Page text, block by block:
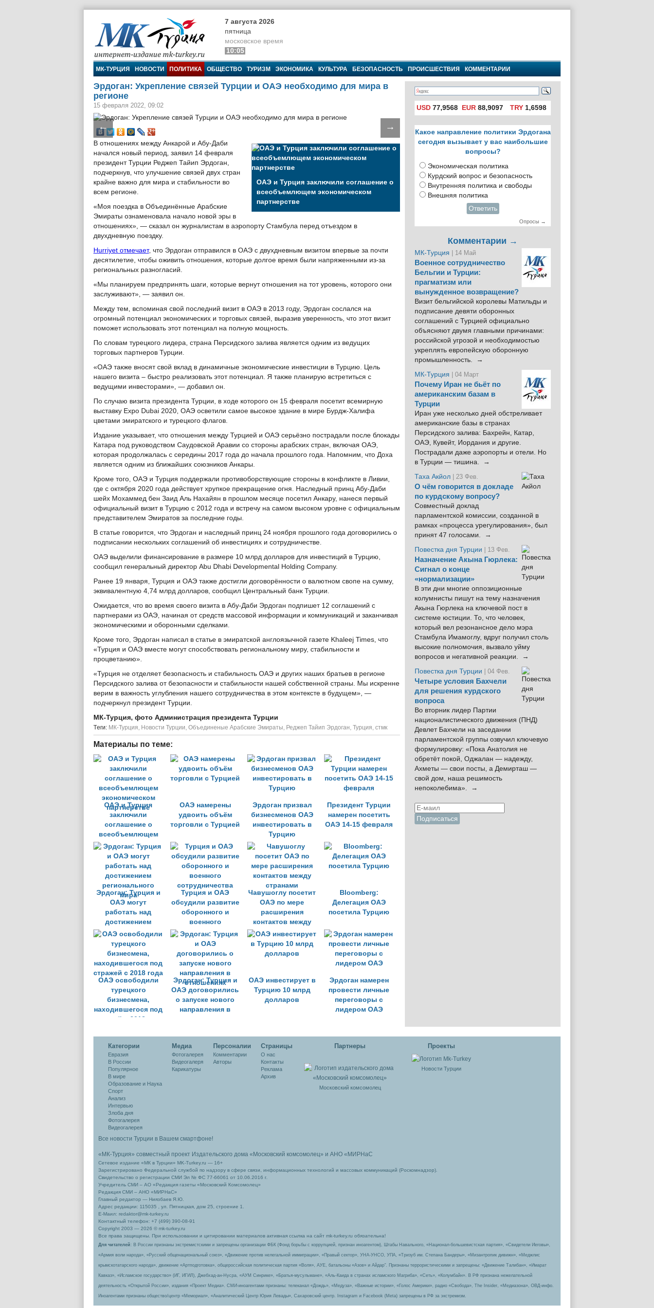
МК-Турция
7 августа 2026
пятница
московское время
10:05
МК-ТУРЦИЯ НОВОСТИ ПОЛИТИКА ОБЩЕСТВО ТУРИЗМ ЭКОНОМИКА КУЛЬТУРА БЕЗОПАСНОСТЬ ПРОИСШЕСТВИЯ КОММЕНТАРИИ
Эрдоган: Укрепление связей Турции и ОАЭ необходимо для мира в
регионе
15 февраля 2022, 09:02
← →
ОАЭ и Турция заключили соглашение о
всеобъемлющем экономическом
партнерстве
В отношениях между Анкарой и Абу-Даби
начался новый период, заявил 14 февраля
президент Турции Реджеп Тайип Эрдоган,
подчеркнув, что улучшение связей двух стран
крайне важно для мира и стабильности во
всем регионе.
«Моя поездка в Объединённые Арабские
Эмираты ознаменовала начало новой эры в
отношениях», — сказал он журналистам в аэропорту Стамбула перед отъездом в
двухдневную поездку.
Hurriyet отмечает, что Эрдоган отправился в ОАЭ с двухдневным визитом впервые за почти
десятилетие, чтобы оживить отношения, которые долгое время были напряженными из-за
региональных разногласий.
«Мы планируем предпринять шаги, которые вернут отношения на тот уровень, которого они
заслуживают», — заявил он.
Между тем, вспоминая свой последний визит в ОАЭ в 2013 году, Эрдоган сослался на
огромный потенциал экономических и торговых связей, выразив уверенность, что этот визит
поможет использовать этот потенциал на полную мощность.
По словам турецкого лидера, страна Персидского залива является одним из ведущих
торговых партнеров Турции.
«ОАЭ также вносят свой вклад в динамичные экономические инвестиции в Турцию. Цель
нашего визита – быстро реализовать этот потенциал. Я также планирую встретиться с
ведущими инвесторами», — добавил он.
По случаю визита президента Турции, в ходе которого он 15 февраля посетит всемирную
выставку Expo Dubai 2020, ОАЭ осветили самое высокое здание в мире Бурдж-Халифа
цветами эмиратского и турецкого флагов.
Издание указывает, что отношения между Турцией и ОАЭ серьёзно пострадали после блокады
Катара под руководством Саудовской Аравии со стороны арабских стран, включая ОАЭ,
которая продолжалась с середины 2017 года до начала прошлого года. Напомним, что Доха
является одним из ближайших союзников Анкары.
Кроме того, ОАЭ и Турция поддержали противоборствующие стороны в конфликте в Ливии,
где с октября 2020 года действует хрупкое прекращение огня. Наследный принц Абу-Даби
шейх Мохаммед бен Заид Аль Нахайян в прошлом месяце посетил Анкару, нанеся первый
официальный визит в Турцию с 2012 года и встречу на самом высоком уровне с официальным
представителем Эмиратов за последние годы.
В статье говорится, что Эрдоган и наследный принц 24 ноября прошлого года договорились о
подписании нескольких соглашений об инвестициях и сотрудничестве.
ОАЭ выделили финансирование в размере 10 млрд долларов для инвестиций в Турцию,
сообщил генеральный директор Abu Dhabi Developmental Holding Company.
Ранее 19 января, Турция и ОАЭ также достигли договорённости о валютном свопе на сумму,
эквивалентную 4,74 млрд долларов, сообщил Центральный банк Турции.
Ожидается, что во время своего визита в Абу-Даби Эрдоган подпишет 12 соглашений с
партнерами из ОАЭ, начиная от средств массовой информации и коммуникаций и заканчивая
экономическими и оборонными сделками.
Кроме того, Эрдоган написал в статье в эмиратской англоязычной газете Khaleej Times, что
«Турция и ОАЭ вместе могут способствовать региональному миру, стабильности и
процветанию».
«Турция не отделяет безопасность и стабильность ОАЭ и других наших братьев в регионе
Персидского залива от безопасности и стабильности нашей собственной страны. Мы искренне
верим в важность углубления нашего сотрудничества в этом контексте в будущем», —
подчеркнул президент Турции.
МК-Турция, фото Администрация президента Турции
Tеги: МК-Турция, Новости Турции, Объединеные Арабские Эмираты, Реджеп Тайип Эрдоган, Турция, стмк
Материалы по теме:
ОАЭ и Турция
заключили
соглашение о
всеобъемлющем
экономическом
партнерстве
ОАЭ намерены
удвоить объём
торговли с Турцией
Эрдоган призвал
бизнесменов ОАЭ
инвестировать в
Турцию
Президент Турции
намерен посетить
ОАЭ 14-15 февраля
Эрдоган: Турция и
ОАЭ могут
работать над
достижением
регионального
мира
Турция и ОАЭ
обсудили развитие
оборонного и
военного
сотрудничества
Чавушоглу посетит
ОАЭ по мере
расширения
контактов между
странами
Bloomberg:
Делегация ОАЭ
посетила Турцию
ОАЭ освободили
турецкого
бизнесмена,
находившегося под
стражей с 2018 года
Эрдоган: Турция и
ОАЭ договорились
о запуске нового
направления в
ОАЭ инвестирует в
Турцию 10 млрд
долларов
Эрдоган намерен
провести личные
переговоры с
лидером ОАЭ
USD 77,9568 EUR 88,9097 TRY1,6598
Какое направление политики Эрдогана
сегодня вызывает у вас наибольшие
вопросы?
Экономическая политика
Курдский вопрос и безопасность
Внутренняя политика и свободы
Внешняя политика
Ответить
Опросы →
Комментарии →
МК-Турция | 14 Май
Военное сотрудничество
Бельгии и Турции:
прагматизм или
вынужденное возвращение?
Визит бельгийской королевы Матильды и
подписание девяти оборонных
соглашений с Турцией официально
объясняют двумя главными причинами:
российской угрозой и необходимостью
укреплять европейскую оборонную
промышленность. →
МК-Турция
| 04 Март
Почему Иран не бьёт по
американским базам в
Турции
Иран уже несколько дней обстреливает
американские базы в странах
Персидского залива: Бахрейн, Катар,
ОАЭ, Кувейт, Иордания и другие.
Пострадали даже аэропорты и отели. Но
в Турции — тишина. →
Таха Акйол | 23 Фев.
О чём говорится в докладе
по курдскому вопросу?
Совместный доклад
парламентской комиссии, созданной в
рамках «процесса урегулирования», был
принят 47 голосами. →
Повестка дня Турции
| 13 Фев.
Назначение Акына Гюрлека:
Сигнал о конце
«нормализации»
В эти дни многие оппозиционные
колумнисты пишут на тему назначения
Акына Гюрлека на ключевой пост в
системе юстиции. То, что человек,
который вел резонансное дело мэра
Стамбула Имамоглу, вдруг получил столь
высокие полномочия, вызвало уйму
вопросов и негативной реакции. →
Повестка дня Турции
| 04 Фев.
Четыре условия Бахчели
для решения курдского
вопроса
Во вторник лидер Партии
националистического движения (ПНД)
Девлет Бахчели на заседании
парламентской группы озвучил ключевую
формулировку: «Пока Анатолия не
обретёт покой, Оджалан — надежду,
Ахметы — свои посты, а Демирташ —
свой дом, наша решимость
непоколебима». →
Категории
Евразия
В России
Популярное
В мире
Образование и Наука
Спорт
Анализ
Интервью
Злоба дня
Фотогалерея
Видеогалерея
Медиа
Фотогалерея
Видеогалеря
Карикатуры
Персоналии
Комментарии
Авторы
Cтраницы
О нас
Контакты
Реклама
Архив
Партнеры
Московский комсомолец
Проекты
Новости Турции
Все новости Турции в Вашем смартфоне!
«МК-Турция» совместный проект Издательского дома «Московский комсомолец» и АНО «МИРНаС
Сетевое издание «МК в Турции» MK-Turkey.ru — 16+
Зарегистрировано Федеральной службой по надзору в сфере связи, информационных технологий и массовых коммуникаций (Роскомнадзор).
Свидетельство о регистрации СМИ Эл № ФС 77-66061 от 10.06.2016 г.
Учредитель СМИ – АО «Редакция газеты «Московский Комсомолец»
Редакция СМИ – АНО «МИРНаС»
Главный редактор — Ниязбаев Я.Ю.
Адрес редакции: 115035 , ул. Пятницкая, дом 25, строение 1.
Е-Маил: redaktor@mk-turkey.ru
Контактный телефон: +7 (499) 390-08-91
Copyright 2003 — 2026 © mk-turkey.ru
Все права защищены. При использовании и цитировании материалов активная ссылка на сайт mk-turkey.ru обязательна!
Для читателей : В России признаны экстремистскими и запрещены организации ФБК (Фонд борьбы с коррупцией, признан иноагентом), Штабы Навального, «Национал-большевистская партия», «Свидетели Иеговы»,
«Армия воли народа», «Русский общенациональный союз», «Движение против нелегальной иммиграции», «Правый сектор», УНА-УНСО, УПА, «Тризуб им. Степана Бандеры», «Мизантропик дивижн», «Меджлис
крымскотатарского народа», движение «Артподготовка», общероссийская политическая партия «Воля», АУЕ, батальоны «Азов» и Айдар″. Признаны террористическими и запрещены: «Движение Талибан», «Имарат
Кавказ», «Исламское государство» (ИГ, ИГИЛ), Джебхад-ан-Нусра, «АУМ Синрике», «Братья-мусульмане», «Аль-Каида в странах исламского Магриба», «Сеть», «Колумбайн». В РФ признана нежелательной
деятельность «Открытой России», издания «Проект Медиа». СМИ-иноагентами признаны: телеканал «Дождь», «Медуза», «Важные истории», «Голос Америки», радио «Свобода», The Insider, «Медиазона», ОВД-инфо.
Иноагентами признаны общество/центр «Мемориал», «Аналитический Центр Юрия Левады», Сахаровский центр. Instagram и Facebook (Metа) запрещены в РФ за экстремизм.